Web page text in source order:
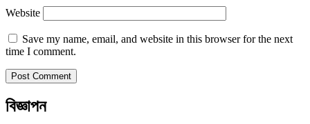
Website
Save my name, email, and website in this browser for the next
time I comment.
বিজ্ঞাপন